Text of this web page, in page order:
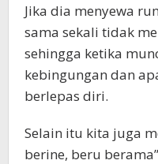
Jika dia menyewa
sama sekali tidak
sehingga ketika
kebingungan dan
berlepas diri.
Selain itu kita juga
berine, beru